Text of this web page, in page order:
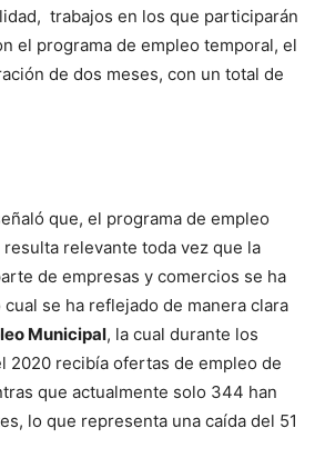
trabajos en los que participarán
el programa de empleo temporal, el
de dos meses, con un total de
que, el programa de empleo
relevante toda vez que la
de empresas y comercios se ha
se ha reflejado de manera clara
Municipal, la cual durante los
2020 recibía ofertas de empleo de
que actualmente solo 344 han
lo que representa una caída del 51